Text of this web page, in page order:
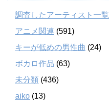
調査したアーティスト一覧
アニメ関連 (591)
キーが低めの男性曲 (24)
ボカロ作品 (63)
未分類 (436)
aiko (13)